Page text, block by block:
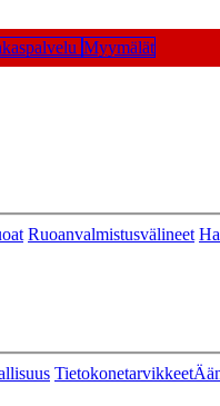
Myymälät
Ruoanvalmistusvälineet
Tietokonetarvikkeet